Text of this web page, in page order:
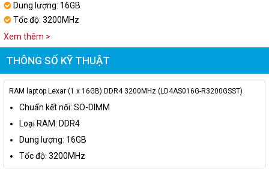
Dung lượng: 16GB
Tốc độ: 3200MHz
Xem thêm >
THÔNG SỐ KỸ THUẬT
RAM laptop Lexar (1 x 16GB) DDR4 3200MHz (LD4AS016G-R3200GSST)
Chuẩn kết nối: SO-DIMM
Loại RAM: DDR4
Dung lượng: 16GB
Tốc độ: 3200MHz